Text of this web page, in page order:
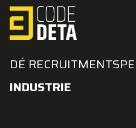
DÉ
INDUSTRIE